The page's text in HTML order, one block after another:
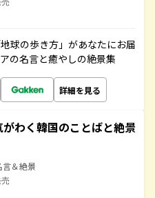
球の歩き方」があなたにお届
の名言と癒やしの絶景集
詳細を見る
わく韓国のことばと絶景
言＆絶景